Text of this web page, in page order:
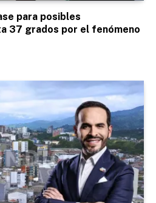
para posibles
37 grados por el fenómeno